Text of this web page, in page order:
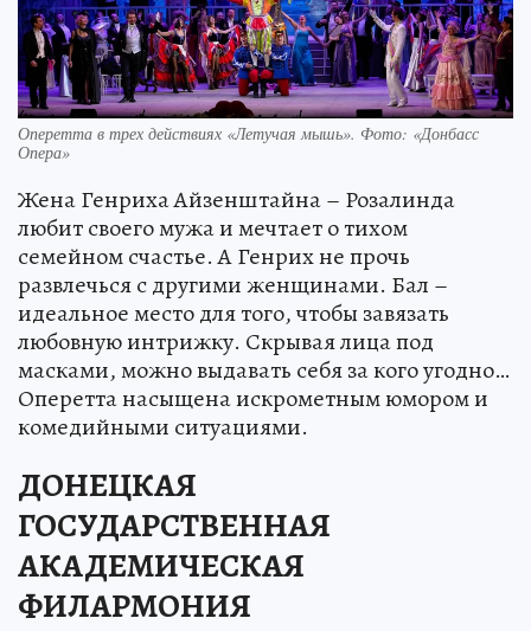
Оперетта в трех действиях «Летучая мышь». Фото: «Донбасс
Опера»
Жена Генриха Айзенштайна – Розалинда
любит своего мужа и мечтает о тихом
семейном счастье. А Генрих не прочь
развлечься с другими женщинами. Бал –
идеальное место для того, чтобы завязать
любовную интрижку. Скрывая лица под
масками, можно выдавать себя за кого угодно…
Оперетта насыщена искрометным юмором и
комедийными ситуациями.
ДОНЕЦКАЯ
ГОСУДАРСТВЕННАЯ
АКАДЕМИЧЕСКАЯ
ФИЛАРМОНИЯ